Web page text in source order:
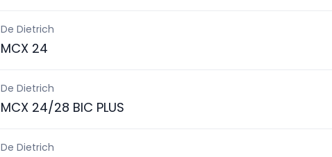
De Dietrich
MCX 24
De Dietrich
MCX 24/28 BIC PLUS
De Dietrich